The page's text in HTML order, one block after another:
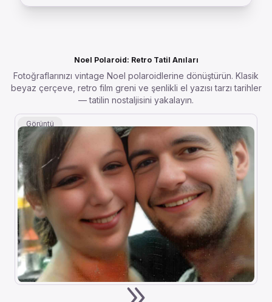
Noel Polaroid: Retro Tatil Anıları
Fotoğraflarınızı vintage Noel polaroidlerine dönüştürün. Klasik
beyaz çerçeve, retro film greni ve şenlikli el yazısı tarzı tarihler
— tatilin nostaljisini yakalayın.
Görüntü